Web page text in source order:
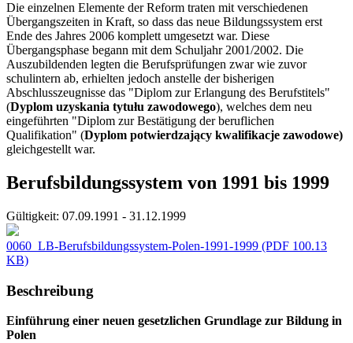
Die einzelnen Elemente der Reform traten mit verschiedenen
Übergangszeiten in Kraft, so dass das neue Bildungssystem erst
Ende des Jahres 2006 komplett umgesetzt war. Diese
Übergangsphase begann mit dem Schuljahr 2001/2002. Die
Auszubildenden legten die Berufsprüfungen zwar wie zuvor
schulintern ab, erhielten jedoch anstelle der bisherigen
Abschlusszeugnisse das "Diplom zur Erlangung des Berufstitels"
(Dyplom uzyskania tytułu zawodowego), welches dem neu
eingeführten "Diplom zur Bestätigung der beruflichen
Qualifikation" (Dyplom potwierdzający kwalifikacje zawodowe)
gleichgestellt war.
Berufsbildungssystem von 1991 bis 1999
Gültigkeit: 07.09.1991 - 31.12.1999
0060_LB-Berufsbildungssystem-Polen-1991-1999 (PDF 100.13
KB)
Beschreibung
Einführung einer neuen gesetzlichen Grundlage zur Bildung in
Polen